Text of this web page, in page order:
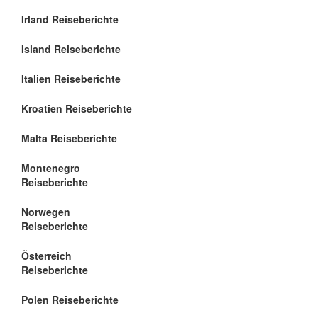
Irland Reiseberichte
Island Reiseberichte
Italien Reiseberichte
Kroatien Reiseberichte
Malta Reiseberichte
Montenegro
Reiseberichte
Norwegen
Reiseberichte
Österreich
Reiseberichte
Polen Reiseberichte